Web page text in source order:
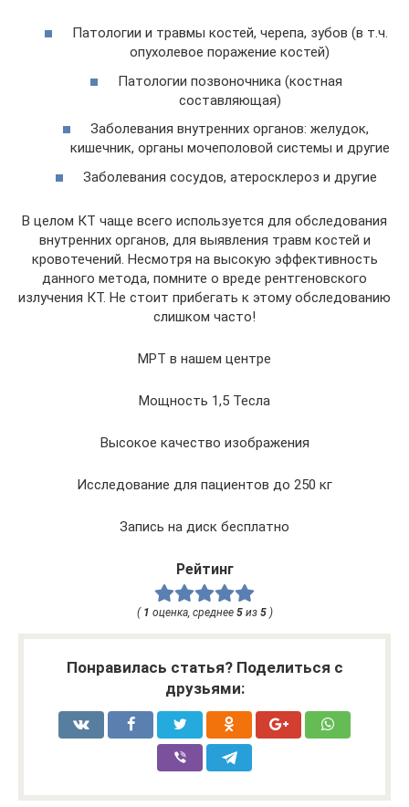
Патологии и травмы костей, черепа, зубов (в т.ч.
опухолевое поражение костей)
Патологии позвоночника (костная
составляющая)
Заболевания внутренних органов: желудок,
кишечник, органы мочеполовой системы и другие
Заболевания сосудов, атеросклероз и другие
В целом КТ чаще всего используется для обследования
внутренних органов, для выявления травм костей и
кровотечений. Несмотря на высокую эффективность
данного метода, помните о вреде рентгеновского
излучения КТ. Не стоит прибегать к этому обследованию
слишком часто!
МРТ в нашем центре
Мощность 1,5 Тесла
Высокое качество изображения
Исследование для пациентов до 250 кг
Запись на диск бесплатно
Рейтинг
( 1 оценка, среднее 5из 5)
Понравилась статья? Поделиться с
друзьями: